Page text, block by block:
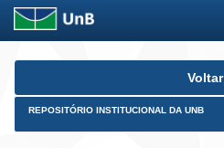
Skip
Voltar
REPOSITÓRIO INSTITUCIONAL DA UNB